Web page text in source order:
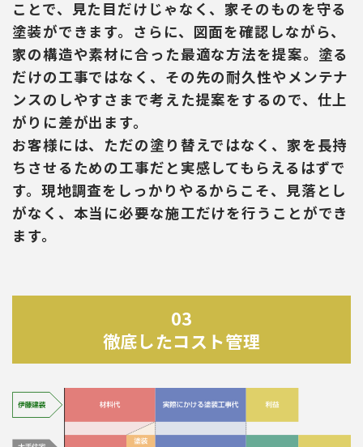
ことで、見た目だけじゃなく、家そのものを守る
塗装ができます。さらに、図面を確認しながら、
家の構造や素材に合った最適な方法を提案。塗る
だけの工事ではなく、その先の耐久性やメンテナ
ンスのしやすさまで考えた提案をするので、仕上
がりに差が出ます。
お客様には、ただの塗り替えではなく、家を長持
ちさせるための工事だと実感してもらえるはずで
す。現地調査をしっかりやるからこそ、見落とし
がなく、本当に必要な施工だけを行うことができ
ます。
03
徹底したコスト管理